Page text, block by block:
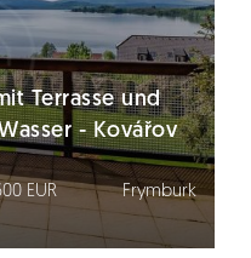
Terrasse und
- Kovářov
EUR Frymburk